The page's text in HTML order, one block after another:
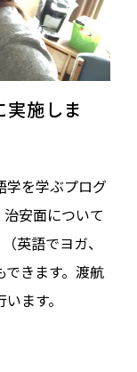
施しま
学を学ぶプログ
安面について
英語でヨガ、
きます。渡航
ます。